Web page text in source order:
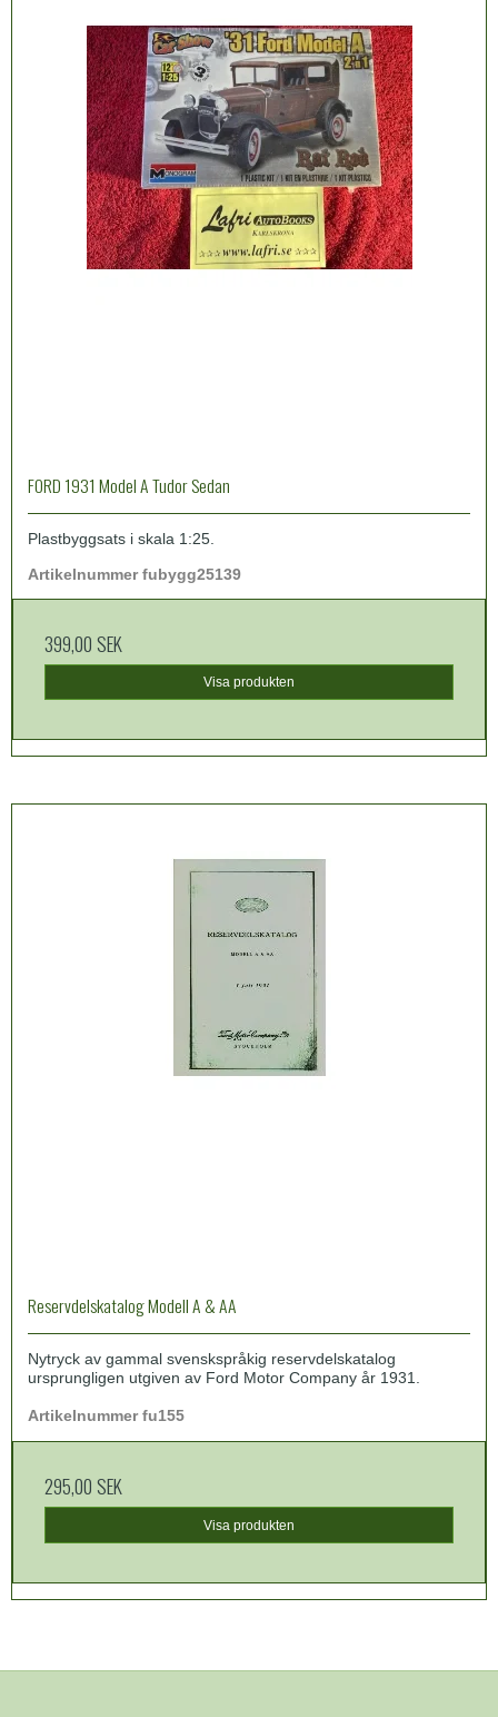
FORD 1931 Model A Tudor Sedan
Plastbyggsats i skala 1:25.
Artikelnummer fubygg25139
399,00 SEK
Visa produkten
Reservdelskatalog Modell A & AA
Nytryck av gammal svenskspråkig reservdelskatalog
ursprungligen utgiven av Ford Motor Company år 1931.
Artikelnummer fu155
295,00 SEK
Visa produkten